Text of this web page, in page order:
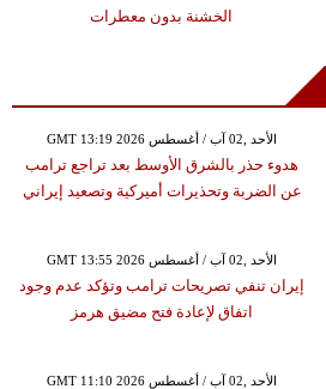
الخشنة بدون معطرات
GMT 13:19 2026 الأحد ,02 آب / أغسطس
هدوء حذر بالشرق الأوسط بعد تراجع ترامب
عن الضربة وتحذيرات أميركية وتصعيد إيراني
GMT 13:55 2026 الأحد ,02 آب / أغسطس
إيران تنفي تصريحات ترامب وتؤكد عدم وجود
اتفاق لإعادة فتح مضيق هرمز
GMT 11:10 2026 الأحد ,02 آب / أغسطس